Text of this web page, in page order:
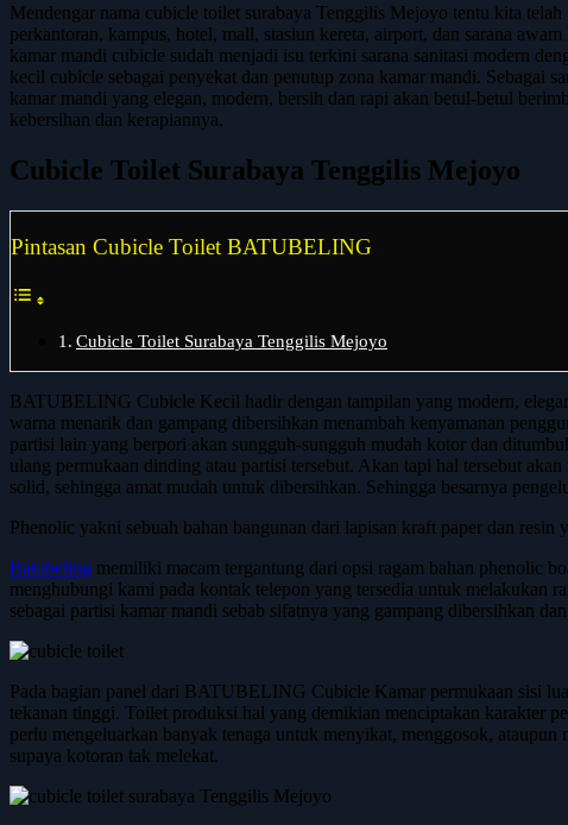
Mendengar nama cubicle toilet surabaya Tenggilis Mejoyo tentu kita
perkantoran, kampus, hotel, mall, stasiun kereta, airport, dan sarana
kamar mandi cubicle sudah menjadi isu terkini sarana sanitasi modern
kecil cubicle sebagai penyekat dan penutup zona kamar mandi. Sebagai
kamar mandi yang elegan, modern, bersih dan rapi akan betul-betul
kebersihan dan kerapiannya.
Cubicle Toilet Surabaya Tenggilis Mejoyo
Pintasan Cubicle Toilet BATUBELING
Cubicle Toilet Surabaya Tenggilis Mejoyo
BATUBELING Cubicle Kecil hadir dengan tampilan yang modern,
warna menarik dan gampang dibersihkan menambah kenyamanan
partisi lain yang berpori akan sungguh-sungguh mudah kotor dan
ulang permukaan dinding atau partisi tersebut. Akan tapi hal tersebut
solid, sehingga amat mudah untuk dibersihkan. Sehingga besarnya
Phenolic yakni sebuah bahan bangunan dari lapisan kraft paper dan
Batubeling memiliki macam tergantung dari opsi ragam bahan phenolic
menghubungi kami pada kontak telepon yang tersedia untuk melakukan
sebagai partisi kamar mandi sebab sifatnya yang gampang dibersihkan
Pada bagian panel dari BATUBELING Cubicle Kamar permukaan sisi
tekanan tinggi. Toilet produksi hal yang demikian menciptakan karakter
perlu mengeluarkan banyak tenaga untuk menyikat, menggosok,
supaya kotoran tak melekat.